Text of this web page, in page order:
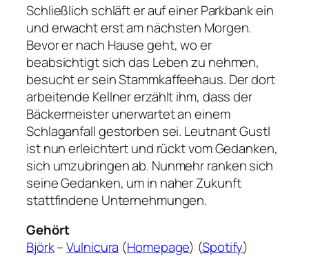
Schließlich schläft er auf einer Parkbank ein
und erwacht erst am nächsten Morgen.
Bevor er nach Hause geht, wo er
beabsichtigt sich das Leben zu nehmen,
besucht er sein Stammkaffeehaus. Der dort
arbeitende Kellner erzählt ihm, dass der
Bäckermeister unerwartet an einem
Schlaganfall gestorben sei. Leutnant Gustl
ist nun erleichtert und rückt vom Gedanken,
sich umzubringen ab. Nunmehr ranken sich
seine Gedanken, um in naher Zukunft
stattfindene Unternehmungen.
Gehört
Björk–Vulnicura (Homepage) (Spotify)